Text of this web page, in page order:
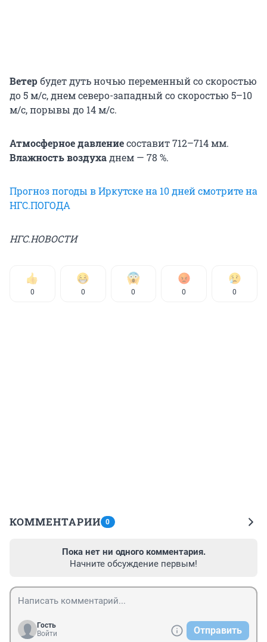
Ветербудет дуть ночью переменный со скоростью
до 5 м/с, днем северо-западный со скоростью 5–10
м/с, порывы до 14 м/с.
Атмосферное давлениесоставит 712–714 мм.
Влажность воздухаднем — 78 %.
Прогноз погоды в Иркутске на 10 дней смотрите на
НГС.ПОГОДА
НГС.НОВОСТИ
0 0 0 0 0
КОММЕНТАРИИ 0
Пока нет ни одного комментария.
Начните обсуждение первым!
Гость
Войти
Отправить